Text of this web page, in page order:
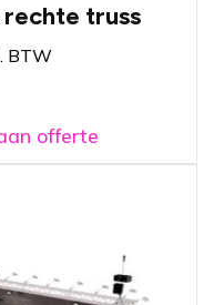
truss
BTW
offerte